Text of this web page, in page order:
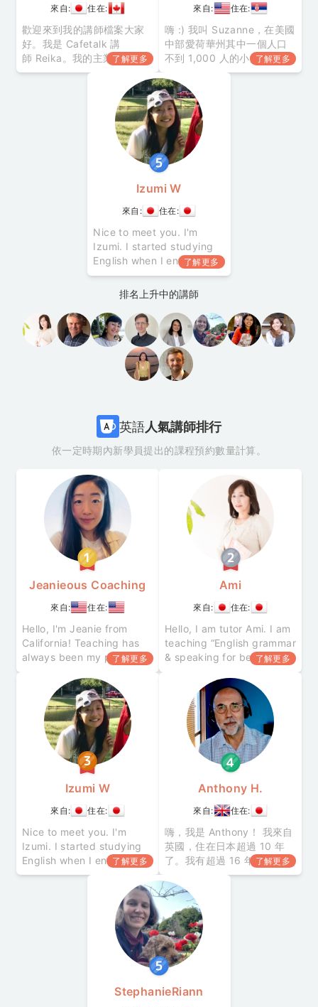
來自: 住在:
歡迎來到我的講師檔案大家
好。我是 Cafetalk 講
師 Reika。我的主業是在加
拿大擔任褓姆。在英語國家
以自由業形式擔任兒童日語
講師大約 2 年。在 Cafetalk
主要提供塔羅牌解讀線上待
機課程，也開設成人／兒童
英語會話等課程。※ 授課時
段可以商量，希望預約其他
了解更多
來自: 住在:
嗨 :) 我叫 Suzanne，在美國
中部愛荷華州其中一個人口
不到 1,000 人的小鎮出生長
大。我已在愛荷華州狄蒙附
近的中央學院取得文學學士
學位，主修西班牙語及國際
研究。我曾於芝加哥唐人街
的非營利組織實習，提供
ESL 及公民課程。後來我搬
到加州聖荷西，在矽谷的非
營利機構協助移民生活。
了解更多
Izumi W
來自: 住在:
Nice to meet you. I'm
Izumi. I started studying
English when I entered
junior high school. I'm not
a returnee as I didn't
spend my childhood
overseas
了解更多
排名上升中的講師
英語人氣講師排行
依一定時期內新學員提出的課程預約數量計算。
Jeanieous Coaching
來自: 住在:
Hello, I'm Jeanie from
California! Teaching has
always been my passion
students learn English or
coaching working
professionals
了解更多
Ami
來自: 住在:
Hello, I am tutor Ami. I am
teaching “English grammar
& speaking for beginners
Received the “Good
Textbook Award" in the f
了解更多
Izumi W
來自: 住在:
Nice to meet you. I'm
Izumi. I started studying
English when I entered
junior high school. I'm not
spend my childhood
了解更多
Anthony H.
來自: 住在:
嗨，我是 Anthony！ 我來自
英國，住在日本超過 10 年
了。我有超過 16 年以上的英
語教學經驗，幫助不同程度
的學員獲得自信，自然的開
口說英語。 我的課程著重在
依學員的目標量身打造友善
又輕鬆的日常會話到商業英
語課程。 除了教學以外 • 我
幾乎每天練習瑜伽 • 我吹奏
薩克斯
了解更多
StephanieRiann